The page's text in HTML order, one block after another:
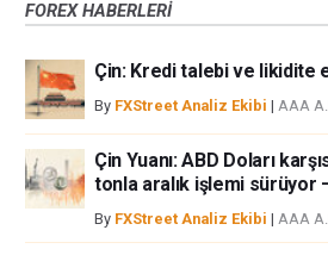
bir alan olmayabilir. Diğer finansal araçlar
iştahınızı dikkatlice gözden geçiriniz.
bireysel yazarlara aittir, fxstreet.com veya
etmemektedir. Bilgilerde hatalar yada eksikler
bağımsız yazarların görüşlerini doğrulamak
FXStreet’de verilen herhangi bir görüş, haber,
veya fxstreet.comtarafından bu sitede
ortaklar yada katkıda bulunanlar tarafından
FOREX HABERLERİ
Çin: Kredi talebi ve likidite
By FXStreet Analiz Ekibi | AAA
Çin Yuanı: ABD Doları
tonla aralık işlemi sürüyor
By FXStreet Analiz Ekibi | AAA